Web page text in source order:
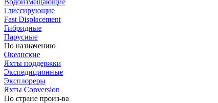
Глиссирующие
Fast Displacement
Гибридные
Парусные
По назначению
Океанские
Яхты поддержки
Экспедиционные
Эксплореры
Яхты Conversion
По стране произ-ва